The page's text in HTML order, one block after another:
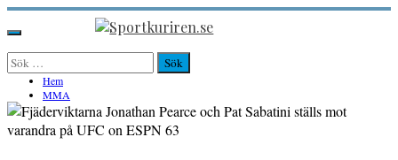
Hoppa
till
innehåll
Sportkuriren.se
Primär
meny
Sök
efter: Hem
MMA